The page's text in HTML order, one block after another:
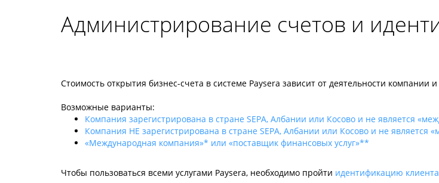
Администрирование счетов и
Стоимость открытия бизнес-счета в системе Paysera зависит от деятельности компании
Возможные варианты:
Компания зарегистрирована в стране SEPA, Албании или Косово и не является
Компания НЕ зарегистрирована в стране SEPA, Албании или Косово и не
«Международная компания»* или «поставщик финансовых услуг»**
Чтобы пользоваться всеми услугами Paysera, необходимо пройти идентификацию клиента